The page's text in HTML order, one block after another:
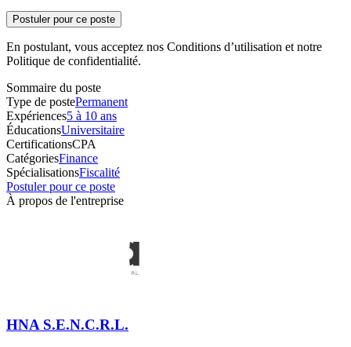
Postuler pour ce poste
En postulant, vous acceptez nos Conditions d’utilisation et notre
Politique de confidentialité.
Sommaire du poste
Type de postePermanent
Expériences5 à 10 ans
ÉducationsUniversitaire
CertificationsCPA
CatégoriesFinance
SpécialisationsFiscalité
Postuler pour ce poste
À propos de l'entreprise
HNA S.E.N.C.R.L.